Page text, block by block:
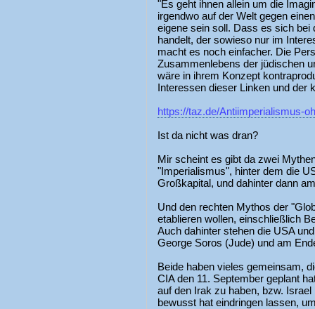
"Es geht ihnen allein um die
irgendwo auf der Welt gegen
eigene sein soll. Dass es sich
handelt, der sowieso nur im
macht es noch einfacher. Die
Zusammenlebens der jüdischen
wäre in ihrem Konzept
Interessen dieser Linken und der
https://taz.de/Antiimperialismus-
Ist da nicht was dran?
Mir scheint es gibt da zwei
"Imperialismus", hinter dem die
Großkapital, und dahinter dann
Und den rechten Mythos der
etablieren wollen, einschließlich
Auch dahinter stehen die USA
George Soros (Jude) und am
Beide haben vieles gemeinsam,
CIA den 11. September geplant
auf den Irak zu haben, bzw.
bewusst hat eindringen lassen,